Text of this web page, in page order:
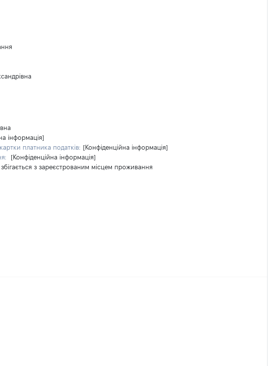
інформація]
платника податків: [Конфіденційна інформація]
[Конфіденційна інформація]
збігається з зареєстрованим місцем проживання